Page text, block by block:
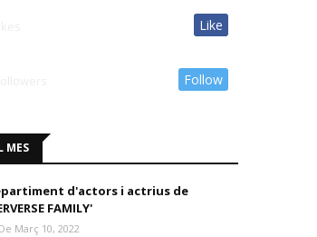
Like
Follow
MES
d'actors i actrius de
FAMILY'
De Març 10, 2022